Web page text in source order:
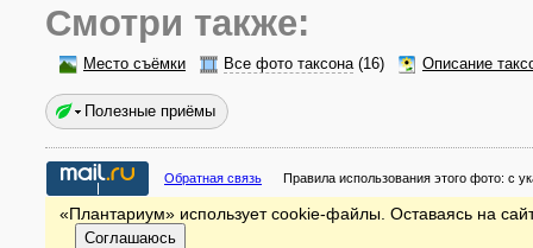
Смотри также:
Место съёмки Все фото таксона(16) Описание
Полезные приёмы
Обратная связь Правила использования этого фото: с
«Плантариум» использует cookie-файлы. Оставаясь на
Соглашаюсь